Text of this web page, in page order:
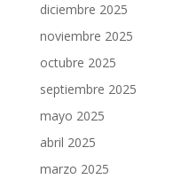
diciembre 2025
noviembre 2025
octubre 2025
septiembre 2025
mayo 2025
abril 2025
marzo 2025